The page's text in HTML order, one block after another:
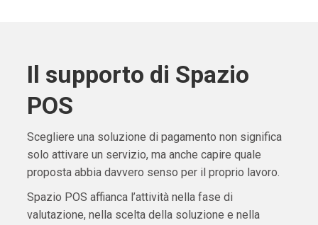
Il supporto di Spazio
POS
Scegliere una soluzione di pagamento non significa
solo attivare un servizio, ma anche capire quale
proposta abbia davvero senso per il proprio lavoro.
Spazio POS affianca l’attività nella fase di
valutazione, nella scelta della soluzione e nella